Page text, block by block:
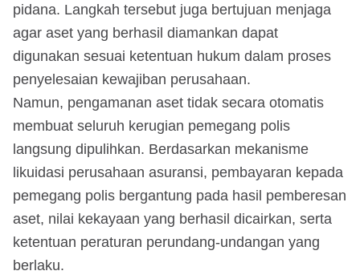
pidana. Langkah tersebut juga bertujuan menjaga
agar aset yang berhasil diamankan dapat
digunakan sesuai ketentuan hukum dalam proses
penyelesaian kewajiban perusahaan.
Namun, pengamanan aset tidak secara otomatis
membuat seluruh kerugian pemegang polis
langsung dipulihkan. Berdasarkan mekanisme
likuidasi perusahaan asuransi, pembayaran kepada
pemegang polis bergantung pada hasil pemberesan
aset, nilai kekayaan yang berhasil dicairkan, serta
ketentuan peraturan perundang-undangan yang
berlaku.